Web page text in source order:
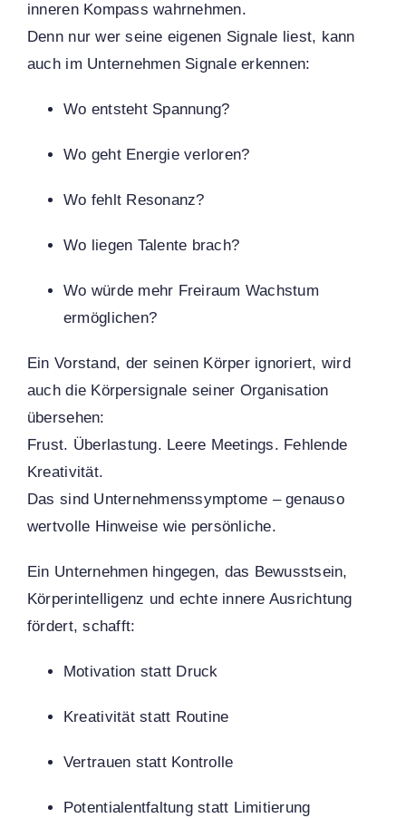
inneren Kompass wahrnehmen.
Denn nur wer seine eigenen Signale liest, kann
auch im Unternehmen Signale erkennen:
Wo entsteht Spannung?
Wo geht Energie verloren?
Wo fehlt Resonanz?
Wo liegen Talente brach?
Wo würde mehr Freiraum Wachstum
ermöglichen?
Ein Vorstand, der seinen Körper ignoriert, wird
auch die Körpersignale seiner Organisation
übersehen:
Frust. Überlastung. Leere Meetings. Fehlende
Kreativität.
Das sind Unternehmenssymptome – genauso
wertvolle Hinweise wie persönliche.
Ein Unternehmen hingegen, das Bewusstsein,
Körperintelligenz und echte innere Ausrichtung
fördert, schafft:
Motivation statt Druck
Kreativität statt Routine
Vertrauen statt Kontrolle
Potentialentfaltung statt Limitierung